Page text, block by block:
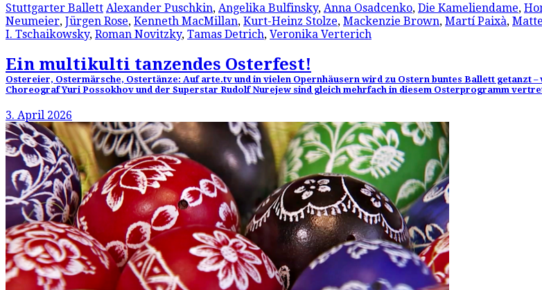
Stuttgarter Ballett Alexander Puschkin, Angelika Bulfinsky, Anna Osadcenko, Die Kameliendame,
Neumeier, Jürgen Rose, Kenneth MacMillan, Kurt-Heinz Stolze, Mackenzie Brown, Martí Paixà,
I. Tschaikowsky, Roman Novitzky, Tamas Detrich, Veronika Verterich
Ein multikulti tanzendes Osterfest!
Ostereier, Ostermärsche, Ostertänze: Auf arte.tv und in vielen Opernhäusern wird zu Ostern buntes Ballett getanzt
Choreograf Yuri Possokhov und der Superstar Rudolf Nurejew sind gleich mehrfach in diesem Osterprogramm
3. April 2026